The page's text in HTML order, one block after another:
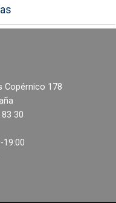
Copérnico 178
30
19:00